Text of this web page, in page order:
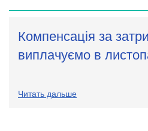
Компенсація за
виплачуємо в
Читать дальше